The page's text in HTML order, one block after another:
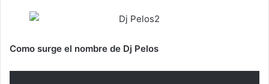
Como surge el nombre de Dj Pelos